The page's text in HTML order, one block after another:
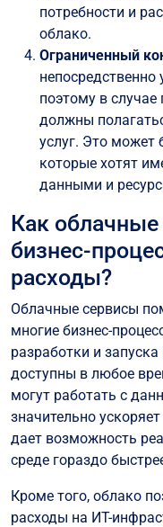
потребности и
облако.
Ограниченный
непосредственно
поэтому в
должны
услуг. Это может
которые хотят
данными и
Как
бизнес-
расходы?
Облачные сервисы
многие бизнес-
разработки и
доступны в любое
могут работать с
значительно
дает возможность
среде гораздо
Кроме того, облако
расходы на ИТ-